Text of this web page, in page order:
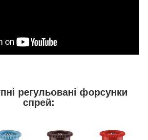
регульовані форсунки
спрей: